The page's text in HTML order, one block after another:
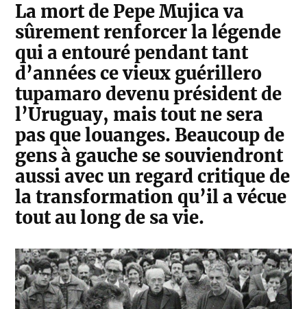
La mort de Pepe Mujica va
sûrement renforcer la légende
qui a entouré pendant tant
d’années ce vieux guérillero
tupamaro devenu président de
l’Uruguay, mais tout ne sera
pas que louanges. Beaucoup de
gens à gauche se souviendront
aussi avec un regard critique de
la transformation qu’il a vécue
tout au long de sa vie.